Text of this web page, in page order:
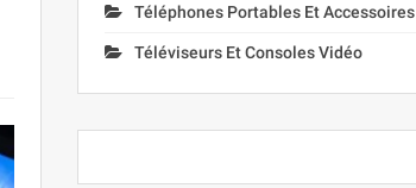
Téléphones Portables Et Accessoires
Téléviseurs Et Consoles Vidéo